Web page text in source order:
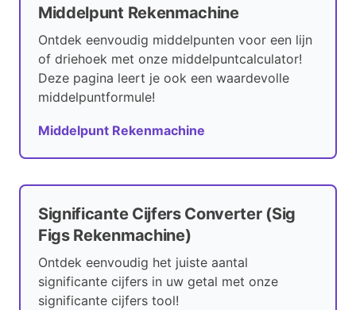
Middelpunt Rekenmachine
Ontdek eenvoudig middelpunten voor een lijn
of driehoek met onze middelpuntcalculator!
Deze pagina leert je ook een waardevolle
middelpuntformule!
Middelpunt Rekenmachine
Significante Cijfers Converter (Sig
Figs Rekenmachine)
Ontdek eenvoudig het juiste aantal
significante cijfers in uw getal met onze
significante cijfers tool!